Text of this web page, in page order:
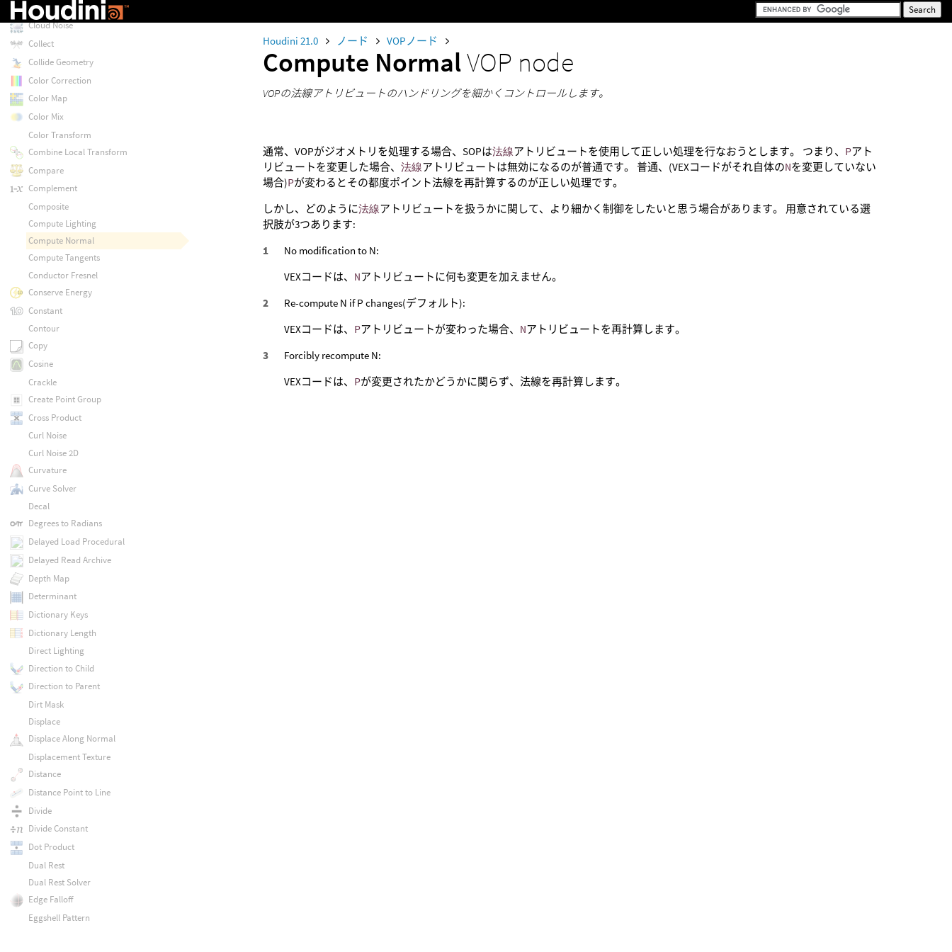
Houdini 21.0 ノード VOPノード
Compute NormalVOP node
VOPの法線アトリビュートのハンドリングを細かくコントロールします。
通常、VOPがジオメトリを処理する場合、SOPは法線アトリビュートを使用して正しい処理を行なおうとします。 つまり、 Pアト
リビュートを変更した場合、法線アトリビュートは無効になるのが普通です。 普通、(VEXコードがそれ自体のNを変更していない
場合)Pが変わるとその都度ポイント法線を再計算するのが正しい処理です。
しかし、どのように法線アトリビュートを扱うかに関して、より細かく制御をしたいと思う場合があります。 用意されている選
択肢が3つあります:
No modification to N:
VEXコードは、 Nアトリビュートに何も変更を加えません。
Re-compute N if P changes(デフォルト):
VEXコードは、 Pアトリビュートが変わった場合、 Nアトリビュートを再計算します。
Forcibly recompute N:
VEXコードは、 Pが変更されたかどうかに関らず、法線を再計算します。
Classic Shader Core
Cloud Noise
Collect
Collide Geometry
Color Correction
Color Map
Color Mix
Color Transform
Combine Local Transform
Compare
Complement
Composite
Compute Lighting
Compute Normal
Compute Tangents
Conductor Fresnel
Conserve Energy
Constant
Contour
Copy
Cosine
Crackle
Create Point Group
Cross Product
Curl Noise
Curl Noise 2D
Curvature
Curve Solver
Decal
Degrees to Radians
Delayed Load Procedural
Delayed Read Archive
Depth Map
Determinant
Dictionary Keys
Dictionary Length
Direct Lighting
Direction to Child
Direction to Parent
Dirt Mask
Displace
Displace Along Normal
Displacement Texture
Distance
Distance Point to Line
Divide
Divide Constant
Dot Product
Dual Rest
Dual Rest Solver
Edge Falloff
Eggshell Pattern